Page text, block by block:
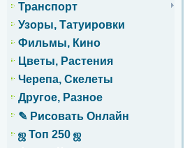
Транспорт
Узоры, Татуировки
Фильмы, Кино
Цветы, Растения
Черепа, Скелеты
Другое, Разное
✎ Рисовать Онлайн
ஜ Топ 250 ஜ